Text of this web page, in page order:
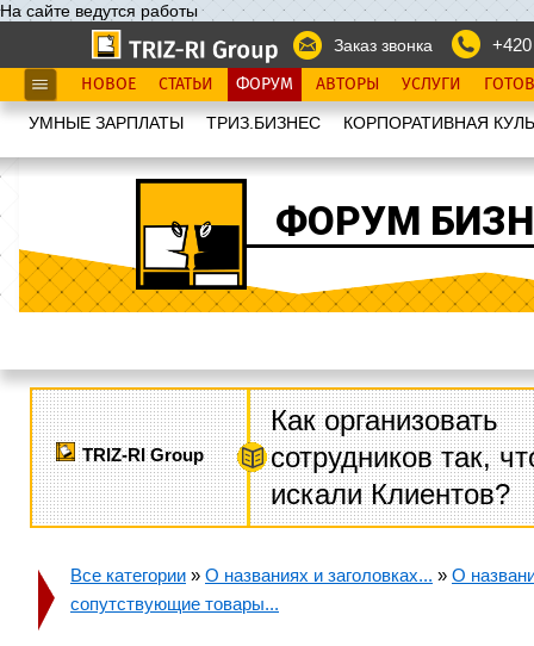
На сайте ведутся работы
Заказ звонка
НОВОЕ СТАТЬИ ФОРУМ АВТОРЫ УСЛУГИ
УМНЫЕ ЗАРПЛАТЫ ТРИЗ.БИЗНЕС КОРПОРАТИВНАЯ
ФОРУМ
TRIZ-RI Group
Как организовать
сотрудников так,
искали Клиентов?
Все категории » О названиях и заголовках... » О
сопутствующие товары...